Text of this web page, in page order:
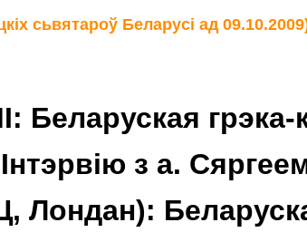
сьвятароў Беларусі ад
грэка-
з а.
Лондан):